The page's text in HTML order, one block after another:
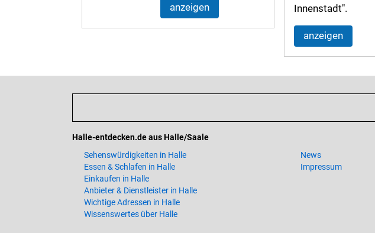
anzeigen
Innenstadt".
anzeigen
Halle-entdecken.de aus Halle/Saale
Sehenswürdigkeiten in Halle
Essen & Schlafen in Halle
Einkaufen in Halle
Anbieter & Dienstleister in Halle
Wichtige Adressen in Halle
Wissenswertes über Halle
News
Impressum